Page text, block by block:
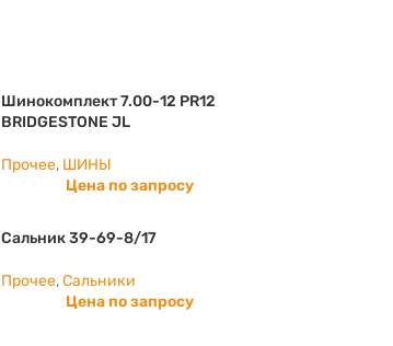
Шинокомплект 7.00-12 PR12
BRIDGESTONE JL
Прочее, ШИНЫ
Цена по запросу
Сальник 39-69-8/17
Прочее, Сальники
Цена по запросу